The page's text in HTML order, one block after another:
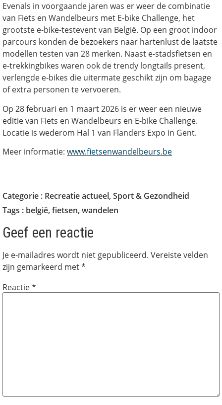
Evenals in voorgaande jaren was er weer de combinatie
van Fiets en Wandelbeurs met E-bike Challenge, het
grootste e-bike-testevent van België. Op een groot indoor
parcours konden de bezoekers naar hartenlust de laatste
modellen testen van 28 merken. Naast e-stadsfietsen en
e-trekkingbikes waren ook de trendy longtails present,
verlengde e-bikes die uitermate geschikt zijn om bagage
of extra personen te vervoeren.
Op 28 februari en 1 maart 2026 is er weer een nieuwe
editie van Fiets en Wandelbeurs en E-bike Challenge.
Locatie is wederom Hal 1 van Flanders Expo in Gent.
Meer informatie: www.fietsenwandelbeurs.be
Categorie : Recreatie actueel, Sport & Gezondheid
Tags : belgië, fietsen, wandelen
Geef een reactie
Je e-mailadres wordt niet gepubliceerd. Vereiste velden
zijn gemarkeerd met*
Reactie*